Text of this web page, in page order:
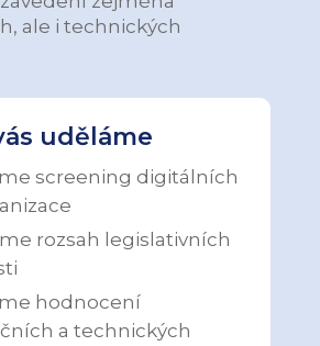
ale i technických
uděláme
screening digitálních
rozsah legislativních
hodnocení
a technických